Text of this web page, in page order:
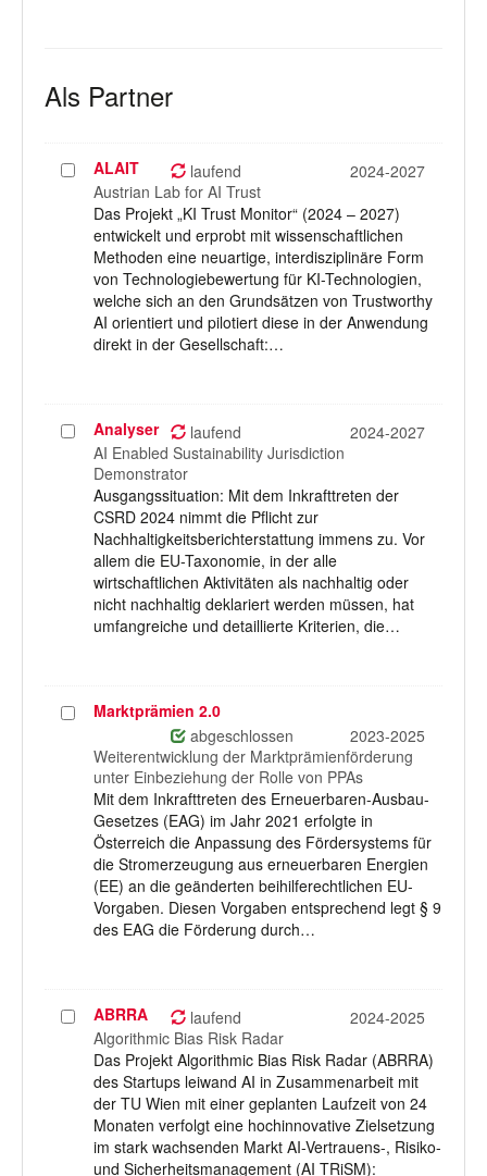
Als Partner
Projekt
auswählen
ALAIT laufend
2024-2027
Austrian Lab for AI Trust
Das Projekt „KI Trust Monitor“ (2024 – 2027)
entwickelt und erprobt mit wissenschaftlichen
Methoden eine neuartige, interdisziplinäre Form
von Technologiebewertung für KI-Technologien,
welche sich an den Grundsätzen von Trustworthy
AI orientiert und pilotiert diese in der Anwendung
direkt in der Gesellschaft:…
Projekt
auswählen
Analyser laufend
2024-2027
AI Enabled Sustainability Jurisdiction
Demonstrator
Ausgangssituation: Mit dem Inkrafttreten der
CSRD 2024 nimmt die Pflicht zur
Nachhaltigkeitsberichterstattung immens zu. Vor
allem die EU-Taxonomie, in der alle
wirtschaftlichen Aktivitäten als nachhaltig oder
nicht nachhaltig deklariert werden müssen, hat
umfangreiche und detaillierte Kriterien, die…
ProjektMarktprämien 2.0
abgeschlossen
2023-2025
Weiterentwicklung der Marktprämienförderung
unter Einbeziehung der Rolle von PPAs
Mit dem Inkrafttreten des Erneuerbaren-Ausbau-
Gesetzes (EAG) im Jahr 2021 erfolgte in
Österreich die Anpassung des Fördersystems für
die Stromerzeugung aus erneuerbaren Energien
(EE) an die geänderten beihilferechtlichen EU-
Vorgaben. Diesen Vorgaben entsprechend legt § 9
des EAG die Förderung durch…
Projekt
auswählen
ABRRA laufend
2024-2025
Algorithmic Bias Risk Radar
Das Projekt Algorithmic Bias Risk Radar (ABRRA)
des Startups leiwand AI in Zusammenarbeit mit
der TU Wien mit einer geplanten Laufzeit von 24
Monaten verfolgt eine hochinnovative Zielsetzung
im stark wachsenden Markt AI-Vertrauens-, Risiko-
und Sicherheitsmanagement (AI TRiSM):